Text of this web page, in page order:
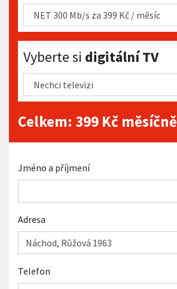
Vyberte si digitální TV
Vyberte si digitální TV
Celkem: 399 Kč měsíčně
Jméno a příjmení
Adresa
Telefon